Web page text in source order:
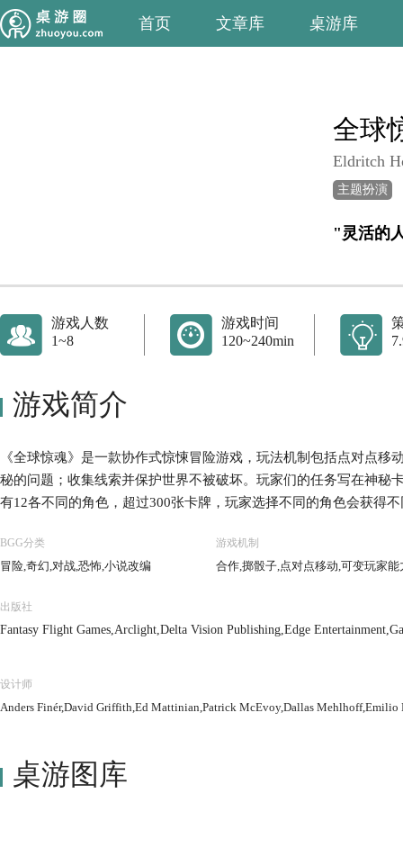
首页 文章库 桌游库
全球
Eldritch
主题扮演
"灵活的
游戏人数
1~8
游戏时间
120~240min
游戏简介
《全球惊魂》是一款协作式惊悚冒险游戏，玩法机制包括点对点移
秘的问题；收集线索并保护世界不被破坏。玩家们的任务写在神秘
有12各不同的角色，超过300张卡牌，玩家选择不同的角色会获得
BGG分类
冒险,奇幻,对战,恐怖,小说改编
游戏机制
合作,掷骰子,点对点移动,可变玩家能
出版社
Fantasy Flight Games,Arclight,Delta Vision Publishing,Edge
设计师
Anders Finér,David Griffith,Ed Mattinian,Patrick McEvoy,Dallas
桌游图库